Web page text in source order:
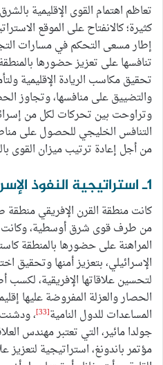
تعاظم اهتمام القوى الإقليمية
كثيرة؛ كالانفتاح على الموقع
إطار مسعى التحكم في مسارات
تنافسها على تعزيز حضورها
تحقيق مكاسب الريادة الإقليمية
والتضييق على منافسها، وتجاوز
وتراوحت بين تحركات لكل من
التنافس الخليجي للحصول على
من أجل إعادة ترتيب ميزان القوى
1ـ استراتيجية النفوذ الإسرائيلي:
كانت منطقة القرن الإفريقي
من طرف قوى شرق أوسطية، وكانت
المراهنة على حضورها بالمنطقة
الإسرائيلي، بتعزيز أمنها وتحقيق
لتحسين علاقاتها الإفريقية، لكسب
الحصار والعزلة المفروضة عليها
المساعدات للدول النامية[33]
، ودشنت
جولدا مائير، التي تعتبر مهندس
مؤتمر باندونغ، استراتيجية